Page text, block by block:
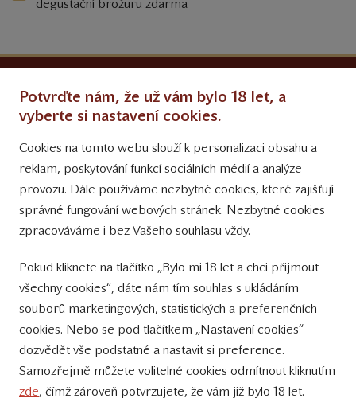
degustační brožuru zdarma
Obchodní podmínky
Přinášíme vám týdně
tipy na Facebooku
Sledujte nás
na Instagramu
Sledujte náš
YouTube kanál
Přihlášení k odběru novinek
Potvrďte nám, že už vám bylo 18 let, a
vyberte si nastavení cookies.
Cookies na tomto webu slouží k personalizaci obsahu a
reklam, poskytování funkcí sociálních médií a analýze
provozu. Dále používáme nezbytné cookies, které zajišťují
správné fungování webových stránek. Nezbytné cookies
zpracováváme i bez Vašeho souhlasu vždy.
Pokud kliknete na tlačítko „Bylo mi 18 let a chci přijmout
všechny cookies“, dáte nám tím souhlas s ukládáním
souborů marketingových, statistických a preferenčních
cookies. Nebo se pod tlačítkem „Nastavení cookies“
dozvědět vše podstatné a nastavit si preference.
Samozřejmě můžete volitelné cookies odmítnout kliknutím
zde, čímž zároveň potvrzujete, že vám již bylo 18 let.